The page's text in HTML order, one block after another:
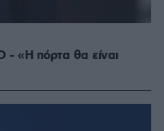
- «Η πόρτα θα είναι